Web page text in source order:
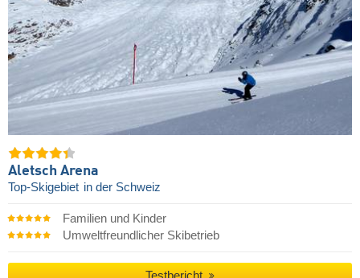
Aletsch Arena
Top-Skigebiet in der Schweiz
Familien und Kinder
Umweltfreundlicher Skibetrieb
Testbericht